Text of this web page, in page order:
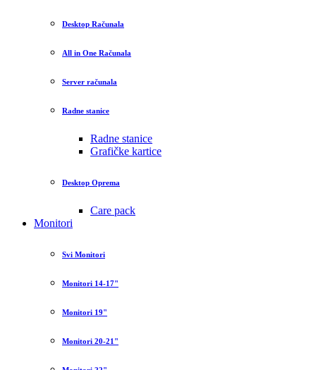
Desktop Računala
All in One Računala
Server računala
Radne stanice
Radne stanice
Grafičke kartice
Desktop Oprema
Care pack
Monitori
Svi Monitori
Monitori 14-17"
Monitori 19"
Monitori 20-21"